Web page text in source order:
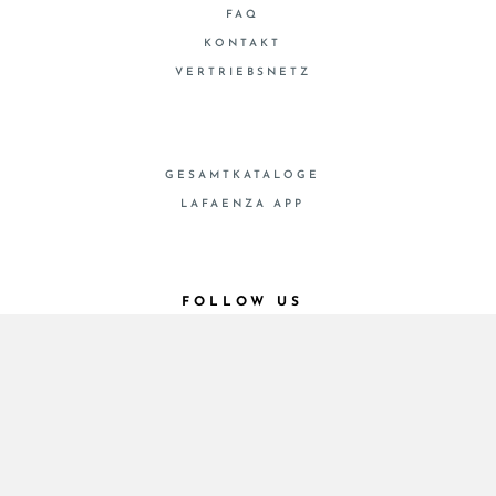
FAQ
KONTAKT
VERTRIEBSNETZ
GESAMTKATALOGE
LAFAENZA APP
FOLLOW US